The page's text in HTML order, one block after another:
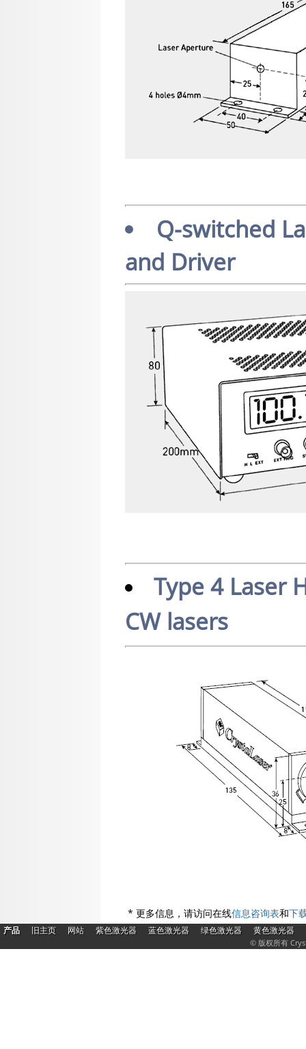
Q-switched
and Driver
Type 4 Laser
CW lasers
* 更多信息，请访问在线信息咨询表和下
产品 旧主页 网站 紫色激光器 蓝色激光器 绿色激光器 黄色激光器
© 版权所有